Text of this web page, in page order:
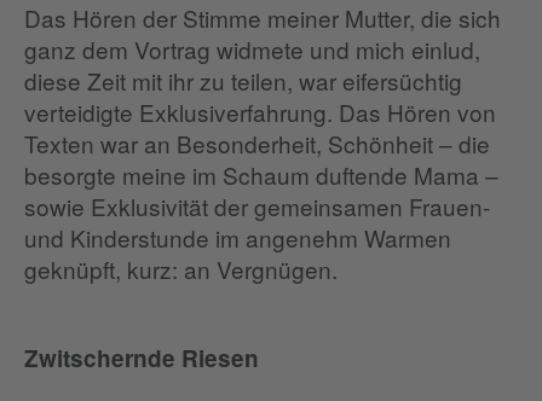
Das Hören der Stimme meiner Mutter, die sich
ganz dem Vortrag widmete und mich einlud,
diese Zeit mit ihr zu teilen, war eifersüchtig
verteidigte Exklusiverfahrung. Das Hören von
Texten war an Besonderheit, Schönheit – die
besorgte meine im Schaum duftende Mama –
sowie Exklusivität der gemeinsamen Frauen-
und Kinderstunde im angenehm Warmen
geknüpft, kurz: an Vergnügen.
Zwitschernde Riesen